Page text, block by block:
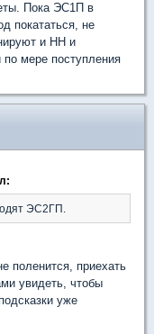
Пока ЭС1П в
покататься, не
и НН и
мере поступления
ЭС2ГП.
поленится, приехать
увидеть, чтобы
уже